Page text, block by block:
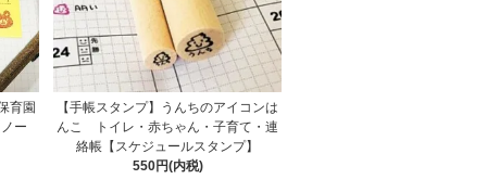
育園
ー
【手帳スタンプ】うんちのアイコンは
んこ トイレ・赤ちゃん・子育て・連
絡帳【スケジュールスタンプ】
550円(内税)